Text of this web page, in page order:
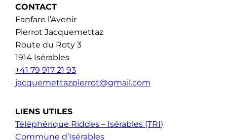
CONTACT
Fanfare l’Avenir
Pierrot Jacquemettaz
Route du Roty 3
1914 Isérables
+41 79 917 21 93
jacquemettazpierrot@gmail.com
LIENS UTILES
Téléphérique Riddes – Isérables (TRI)
Commune d’Isérables